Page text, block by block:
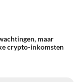
maar
crypto-inkomsten